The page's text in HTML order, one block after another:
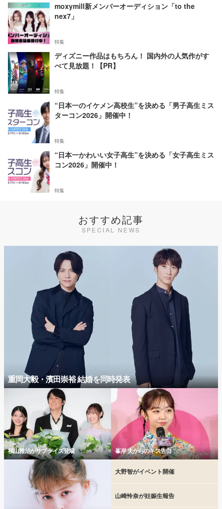
moxymill新メンバーオーディション「to the
nex7」
特集
ディズニー作品はもちろん！ 国内外の人気作がす
べて見放題！【PR】
特集
“日本一のイケメン高校生”を決める「男子高生ミス
ターコン2026」開催中！
特集
“日本一かわいい女子高生”を決める「女子高生ミス
コン2026」開催中！
特集
おすすめ記事
SPECIAL NEWS
重岡大毅・濱田崇裕 結婚を同時発表
福山雅治がサプライズ登場 峯岸 夫からのキス告白
大野智がイベント開催
山崎怜奈が妊娠生報告